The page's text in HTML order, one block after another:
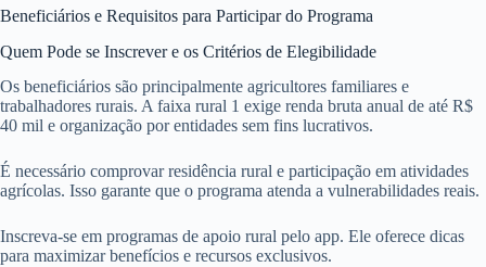
Beneficiários e Requisitos para Participar do Programa
Quem Pode se Inscrever e os Critérios de Elegibilidade
Os beneficiários são principalmente agricultores familiares e
trabalhadores rurais. A faixa rural 1 exige renda bruta anual de até R$
40 mil e organização por entidades sem fins lucrativos.
É necessário comprovar residência rural e participação em atividades
agrícolas. Isso garante que o programa atenda a vulnerabilidades reais.
Inscreva-se em programas de apoio rural pelo app. Ele oferece dicas
para maximizar benefícios e recursos exclusivos.